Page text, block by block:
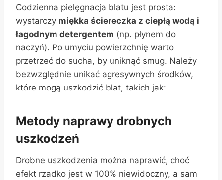
Codzienna pielęgnacja blatu jest prosta:
wystarczy miękka ściereczka z ciepłą wodą i
łagodnym detergentem (np. płynem do
naczyń). Po umyciu powierzchnię warto
przetrzeć do sucha, by uniknąć smug. Należy
bezwzględnie unikać agresywnych środków,
które mogą uszkodzić blat, takich jak:
Metody naprawy drobnych
uszkodzeń
Drobne uszkodzenia można naprawić, choć
efekt rzadko jest w 100% niewidoczny, a sam